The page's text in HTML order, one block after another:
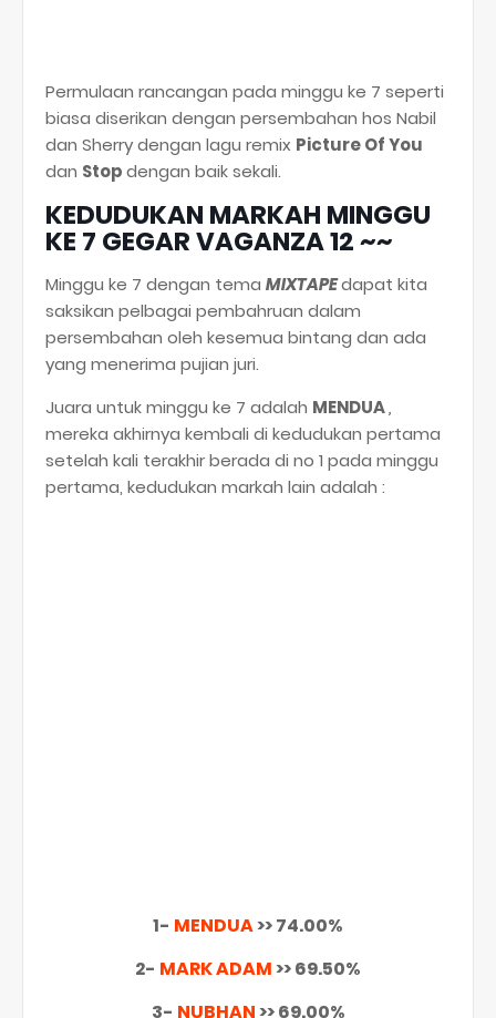
Permulaan rancangan pada minggu ke 7 seperti
biasa diserikan dengan persembahan hos Nabil
dan Sherry dengan lagu remix Picture Of You
dan Stopdengan baik sekali.
KEDUDUKAN MARKAH MINGGU
KE 7 GEGAR VAGANZA 12 ~~
Minggu ke 7 dengan tema MIXTAPEdapat kita
saksikan pelbagai pembahruan dalam
persembahan oleh kesemua bintang dan ada
yang menerima pujian juri.
Juara untuk minggu ke 7 adalah MENDUA,
mereka akhirnya kembali di kedudukan pertama
setelah kali terakhir berada di no 1 pada minggu
pertama, kedudukan markah lain adalah :
1- MENDUA>> 74.00%
2- MARK ADAM>> 69.50%
3- NUBHAN>> 69.00%